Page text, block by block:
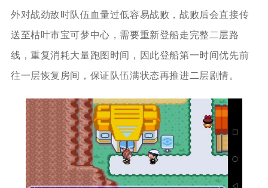
外对战劲敌时队伍血量过低容易战败，战败后会直接传
送至枯叶市宝可梦中心，需要重新登船走完整二层路
线，重复消耗大量跑图时间，因此登船第一时间优先前
往一层恢复房间，保证队伍满状态再推进二层剧情。